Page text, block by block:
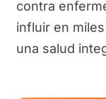
contra
influir en
una salud